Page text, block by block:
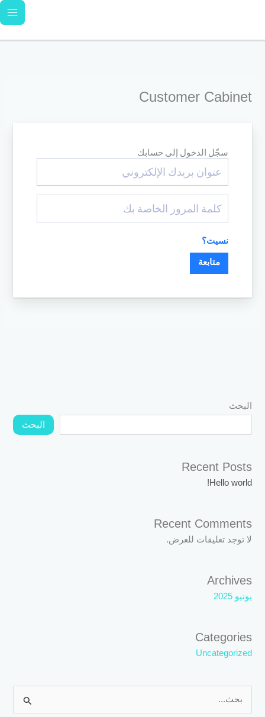
Customer Cabinet
سجّل الدخول إلى حسابك
نسيت؟
متابعة
البحث
البحث
Recent Posts
Hello world!
Recent Comments
لا توجد تعليقات للعرض.
Archives
يونيو 2025
Categories
Uncategorized